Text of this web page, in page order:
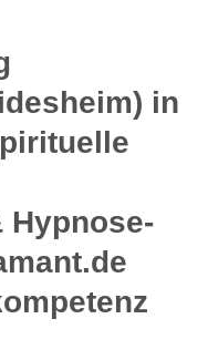
in
Hypnose-